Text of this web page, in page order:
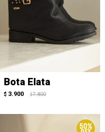
Bota Elata
$ 3.900 $ 7.800